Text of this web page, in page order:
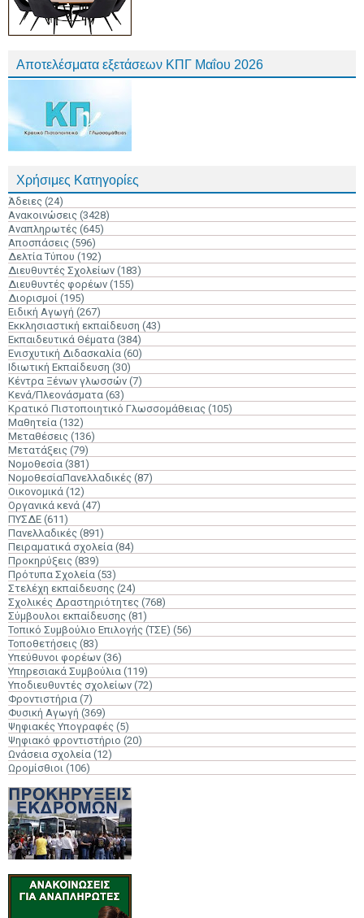
Αποτελέσματα εξετάσεων ΚΠΓ Μαΐου 2026
Χρήσιμες Κατηγορίες
Άδειες (24)
Ανακοινώσεις (3428)
Αναπληρωτές (645)
Αποσπάσεις (596)
Δελτία Τύπου (192)
Διευθυντές Σχολείων (183)
Διευθυντές φορέων (155)
Διορισμοί (195)
Ειδική Αγωγή (267)
Εκκλησιαστική εκπαίδευση (43)
Εκπαιδευτικά Θέματα (384)
Ενισχυτική Διδασκαλία (60)
Ιδιωτική Εκπαίδευση (30)
Κέντρα Ξένων γλωσσών (7)
Κενά/Πλεονάσματα (63)
Κρατικό Πιστοποιητικό Γλωσσομάθειας (105)
Μαθητεία (132)
Μεταθέσεις (136)
Μετατάξεις (79)
Νομοθεσία (381)
ΝομοθεσίαΠανελλαδικές (87)
Οικονομικά (12)
Οργανικά κενά (47)
ΠΥΣΔΕ (611)
Πανελλαδικές (891)
Πειραματικά σχολεία (84)
Προκηρύξεις (839)
Πρότυπα Σχολεία (53)
Στελέχη εκπαίδευσης (24)
Σχολικές Δραστηριότητες (768)
Σύμβουλοι εκπαίδευσης (81)
Τοπικό Συμβούλιο Επιλογής (ΤΣΕ) (56)
Τοποθετήσεις (83)
Υπεύθυνοι φορέων (36)
Υπηρεσιακά Συμβούλια (119)
Υποδιευθυντές σχολείων (72)
Φροντιστήρια (7)
Φυσική Αγωγή (369)
Ψηφιακές Υπογραφές (5)
Ψηφιακό φροντιστήριο (20)
Ωνάσεια σχολεία (12)
Ωρομίσθιοι (106)